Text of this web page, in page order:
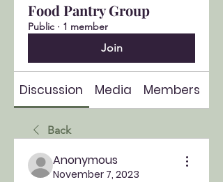
Food Pantry Group
Public · 1 member
Join
Discussion Media Members
Back
Anonymous
November 7, 2023